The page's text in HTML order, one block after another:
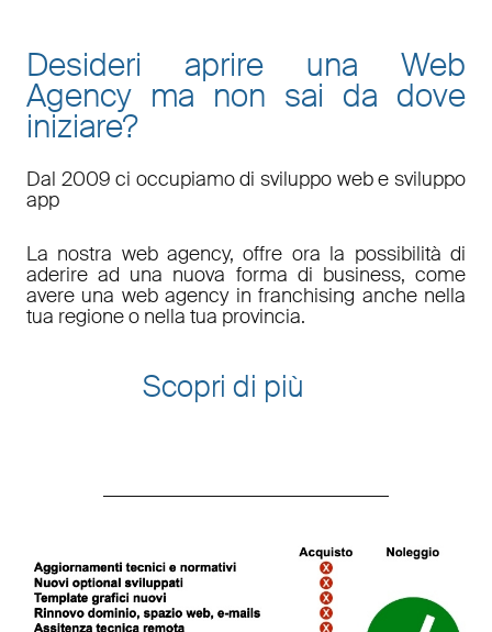
Desideri aprire una Web
Agency ma non sai da dove
iniziare?
Dal 2009 ci occupiamo di sviluppo web e sviluppo
app
La nostra web agency, offre ora la possibilità di
aderire ad una nuova forma di business, come
avere una web agency in franchising anche nella
tua regione o nella tua provincia.
Scopri di più